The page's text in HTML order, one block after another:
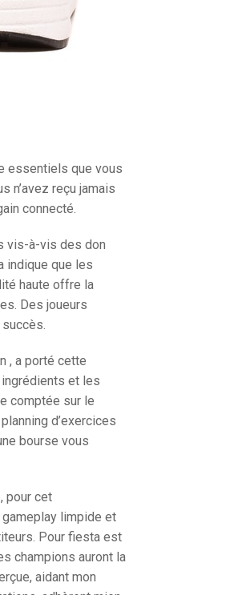
essentiels que vous
n’avez reçu jamais
connecté.
vis-à-vis des don
indique que les
haute offre la
Des joueurs
, a porté cette
et les
comptée sur le
d’exercices
bourse vous
pour cet
limpide et
Pour fiesta est
champions auront la
aidant mon